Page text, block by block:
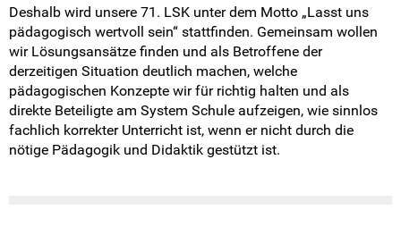
Deshalb wird unsere 71. LSK unter dem Motto „Lasst uns
pädagogisch wertvoll sein“ stattfinden. Gemeinsam wollen
wir Lösungsansätze finden und als Betroffene der
derzeitigen Situation deutlich machen, welche
pädagogischen Konzepte wir für richtig halten und als
direkte Beteiligte am System Schule aufzeigen, wie sinnlos
fachlich korrekter Unterricht ist, wenn er nicht durch die
nötige Pädagogik und Didaktik gestützt ist.